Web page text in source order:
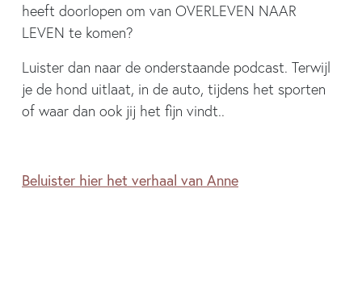
heeft doorlopen om van OVERLEVEN NAAR
LEVEN te komen?
Luister dan naar de onderstaande podcast. Terwijl
je de hond uitlaat, in de auto, tijdens het sporten
of waar dan ook jij het fijn vindt..
Beluister hier het verhaal van Anne